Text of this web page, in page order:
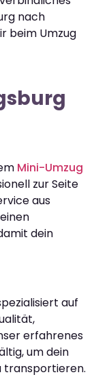
nach
beim Umzug
Mini-Umzug
zur Seite
aus
dein
auf
erfahrenes
um dein
transportieren.